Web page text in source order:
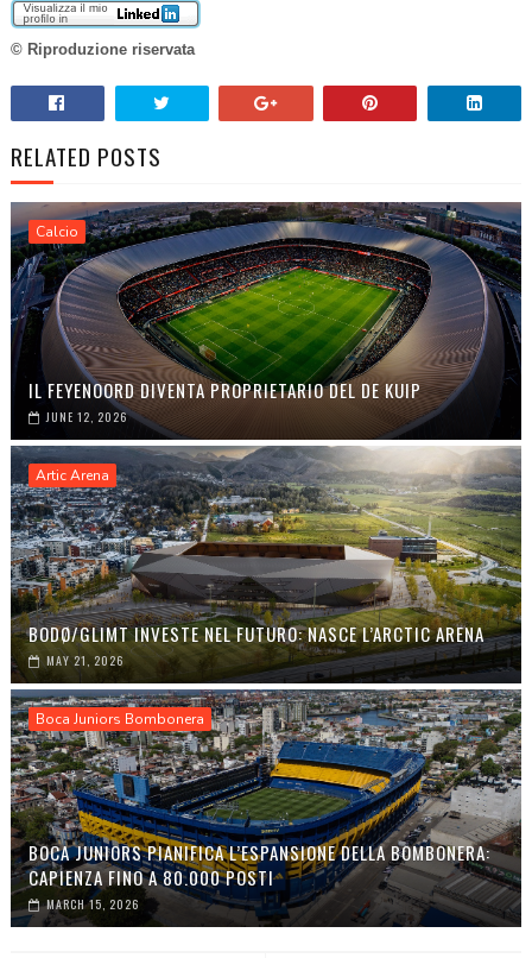
© Riproduzione riservata
RELATED POSTS
Calcio
IL FEYENOORD DIVENTA PROPRIETARIO DEL DE KUIP
JUNE 12, 2026
Artic Arena
BODØ/GLIMT INVESTE NEL FUTURO: NASCE L’ARCTIC ARENA
MAY 21, 2026
Boca Juniors Bombonera
BOCA JUNIORS PIANIFICA L’ESPANSIONE DELLA BOMBONERA:
CAPIENZA FINO A 80.000 POSTI
MARCH 15, 2026